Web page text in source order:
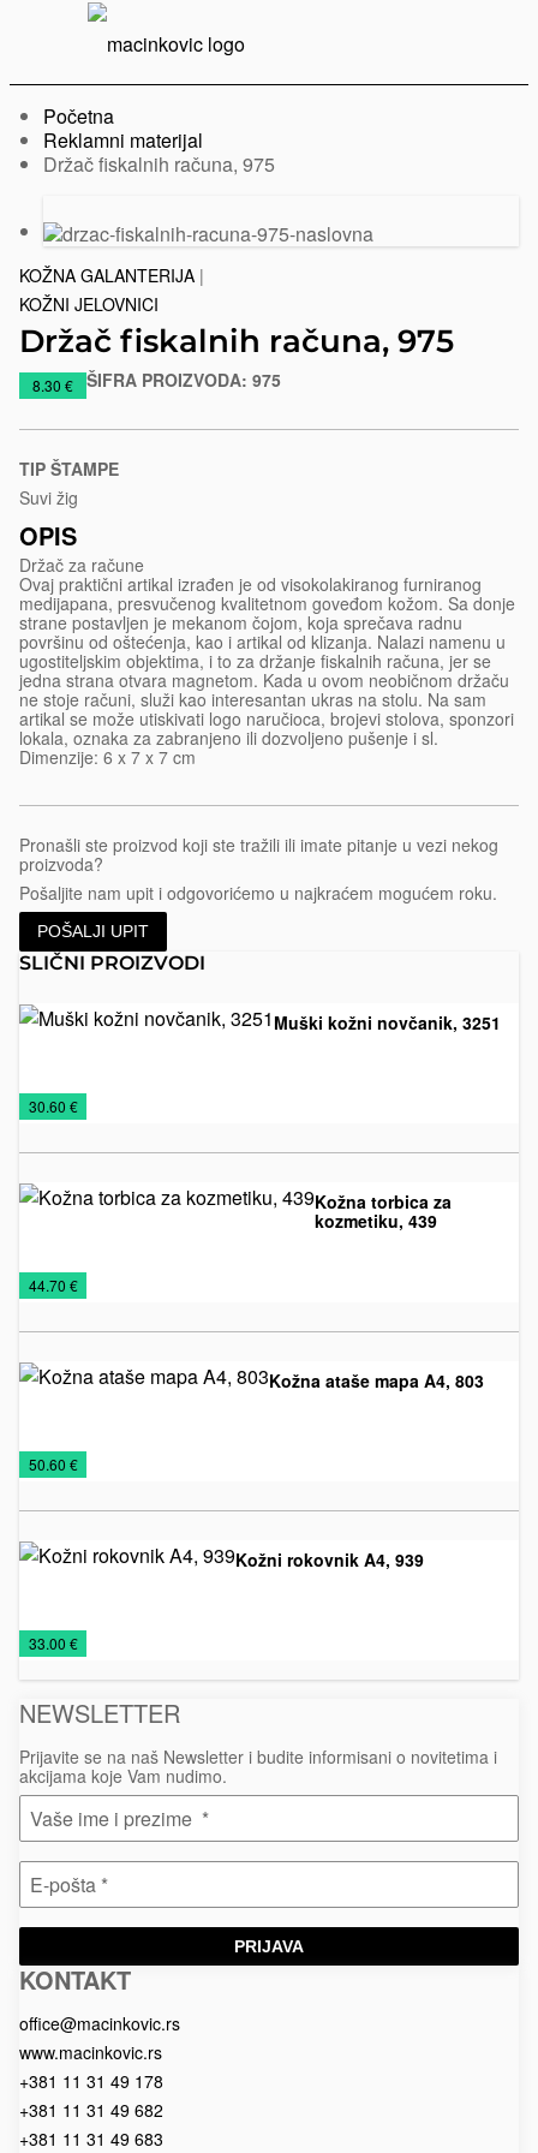
Početna
Reklamni materijal
Trenutno:
Držač fiskalnih računa, 975
Prethodni
slajd
Sledeći
slajd
KOŽNA GALANTERIJA |
KOŽNI JELOVNICI
Držač fiskalnih računa, 975
https://www.macinkovic.rs/reklamni-
racuna-
975
8.30 € ŠIFRA PROIZVODA: 975
TIP ŠTAMPE
Suvi žig
OPIS
Držač za račune
Ovaj praktični artikal izrađen je od visokolakiranog furniranog
medijapana, presvučenog kvalitetnom goveđom kožom. Sa donje
strane postavljen je mekanom čojom, koja sprečava radnu
površinu od oštećenja, kao i artikal od klizanja. Nalazi namenu u
ugostiteljskim objektima, i to za držanje fiskalnih računa, jer se
jedna strana otvara magnetom. Kada u ovom neobičnom držaču
ne stoje računi, služi kao interesantan ukras na stolu. Na sam
artikal se može utiskivati logo naručioca, brojevi stolova, sponzori
lokala, oznaka za zabranjeno ili dozvoljeno pušenje i sl.
Dimenzije: 6 x 7 x 7 cm
Pronašli ste proizvod koji ste tražili ili imate pitanje u vezi nekog
proizvoda?
Pošaljite nam upit i odgovorićemo u najkraćem mogućem roku.
POŠALJI UPIT
SLIČNI PROIZVODI
Muški kožni novčanik, 3251
Kožna
galanterija
Novčanici
€30.60 €
Kožna torbica za
kozmetiku, 439
Kožna
galanterija
Torbe
za
kozmetiku
€44.70 €
Kožna ataše mapa A4, 803
Kožna
galanterija
Kožni
rokovnici
Rokovnici
2026
€50.60 €
Kožni rokovnik A4, 939
Kožna
galanterija
Kožni
rokovnici
Rokovnici
2026
€33.00 €
NEWSLETTER
Prijavite se na naš Newsletter i budite informisani o novitetima i
akcijama koje Vam nudimo.
PRIJAVA
Macinkovic
Macinkovic
https://www.macinkovic.rs/wp-
KONTAKT
office@macinkovic.rs
www.macinkovic.rs
+381 11 31 49 178
+381 11 31 49 682
+381 11 31 49 683